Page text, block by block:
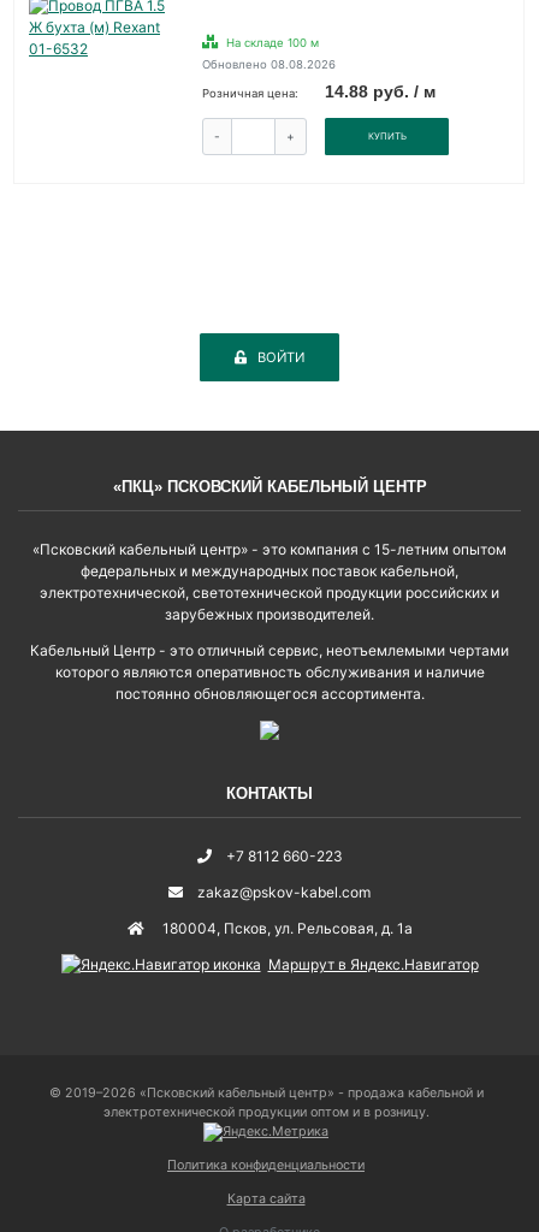
На складе 100 м
Обновлено 08.08.2026
Розничная цена: 14.88 руб. / м
- + КУПИТЬ
ВОЙТИ
«ПКЦ» ПСКОВСКИЙ КАБЕЛЬНЫЙ ЦЕНТР
«Псковский кабельный центр» - это компания с 15-летним опытом
федеральных и международных поставок кабельной,
электротехнической, светотехнической продукции российских и
зарубежных производителей.
Кабельный Центр - это отличный сервис, неотъемлемыми чертами
которого являются оперативность обслуживания и наличие
постоянно обновляющегося ассортимента.
КОНТАКТЫ
+7 8112 660-223
zakaz@pskov-kabel.com
180004, Псков, ул. Рельсовая, д. 1а
Маршрут в Яндекс.Навигатор
© 2019–2026 «Псковский кабельный центр» - продажа кабельной и
электротехнической продукции оптом и в розницу.
Политика конфиденциальности
Карта сайта